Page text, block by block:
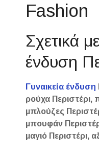
Fashion
Σχετικά
ένδυση
Γυναικεία ένδυση
ρούχα Περιστέρι,
μπλούζες
μπουφάν
μαγιό Περιστέρι,